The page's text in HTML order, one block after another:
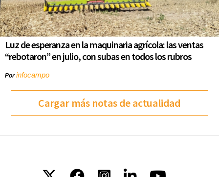
Luz de esperanza en la maquinaria agrícola: las ventas
“rebotaron” en julio, con subas en todos los rubros
Porinfocampo
Cargar más notas de actualidad